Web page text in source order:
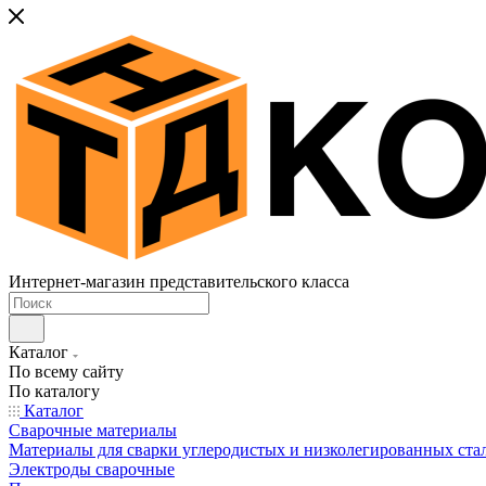
Интернет-магазин представительского класса
Каталог
По всему сайту
По каталогу
Каталог
Сварочные материалы
Материалы для сварки углеродистых и низколегированных
Электроды сварочные